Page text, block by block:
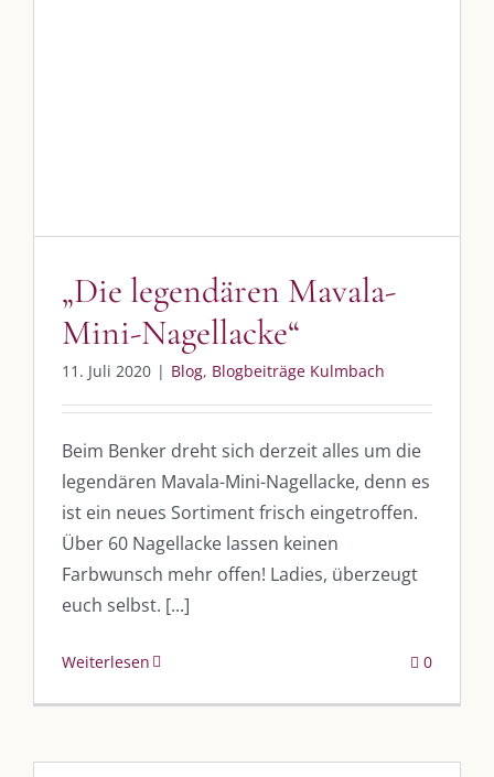
„Die legendären Mavala-
Mini-Nagellacke“
11. Juli 2020 | Blog, Blogbeiträge Kulmbach
Beim Benker dreht sich derzeit alles um die
legendären Mavala-Mini-Nagellacke, denn es
ist ein neues Sortiment frisch eingetroffen.
Über 60 Nagellacke lassen keinen
Farbwunsch mehr offen! Ladies, überzeugt
euch selbst. [...]
Weiterlesen 0
vkfk
Leistungen – Buchungen
AKTUELLES
Immer die passende Geschenkidee – für jeden Anlass
AUS DEM BLOG
Im Dialog mit – Nicole Putschky-Kaiser
SO FINDEN WIR ZUSAMMEN!